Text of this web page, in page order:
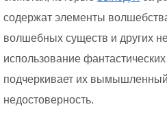
содержат элементы
волшебных существ и других
использование
подчеркивает их вымышленный
недостоверность.